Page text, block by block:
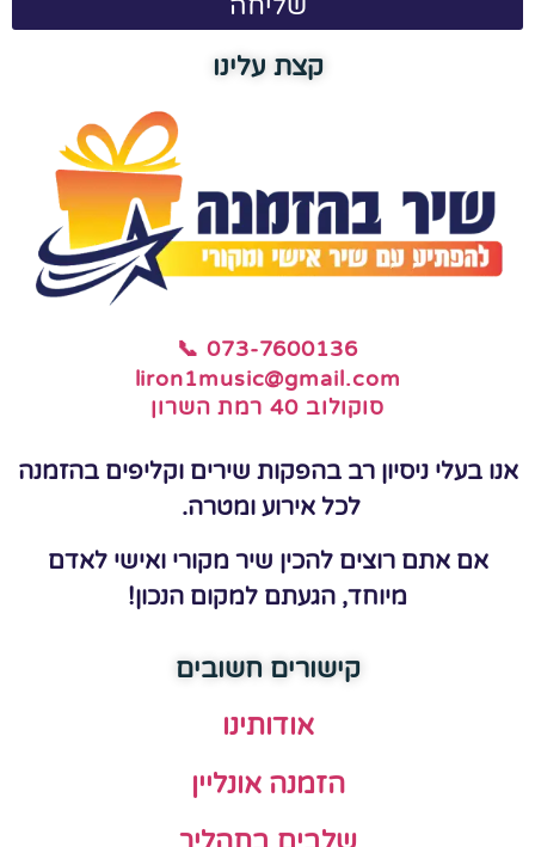
שליחה
קצת עלינו
📞 073-7600136
liron1music@gmail.com
סוקולוב 40 רמת השרון
אנו בעלי ניסיון רב בהפקות שירים וקליפים בהזמנה
לכל אירוע ומטרה.
אם אתם רוצים להכין שיר מקורי ואישי לאדם
מיוחד, הגעתם למקום הנכון!
קישורים חשובים
אודותינו
הזמנה אונליין